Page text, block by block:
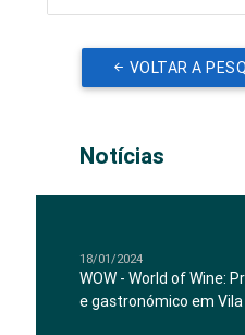
VOLTAR A
Notícias
18/01/2024
WOW - World of Wine:
e gastronómico em Vila